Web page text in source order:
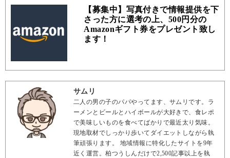
【募集中】写真付きで情報提供を下
さった方に選考の上、500円分の
Amazonギフト券をプレゼント致し
ます！
サムリ
二人の男の子のパパやってます、サムリです。ラ
ーメンとビールとハイボールが大好きで、食レポ
で美味しいものを食べてばかりで最近太り気味。
現地取材でしっかり歩いてダイエットしながら執
筆頑張ります。 地域情報に特化したサイトを9年
近く運営。柏つうしんだけで2,500記事以上を執